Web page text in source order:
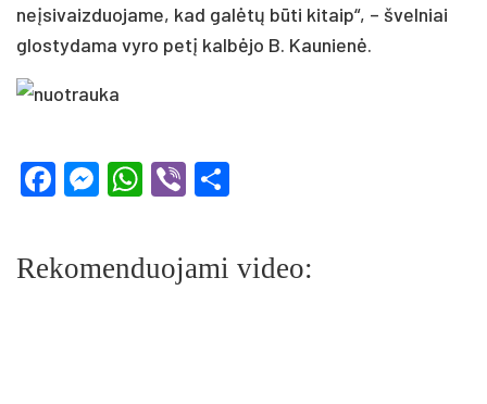
neįsivaizduojame, kad galėtų būti kitaip“, – švelniai
glostydama vyro petį kalbėjo B. Kaunienė.
Facebook
Messenger
WhatsApp
Viber
Rekomenduojami video: